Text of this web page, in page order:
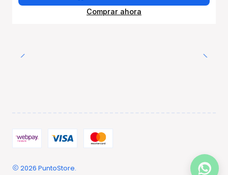
Comprar ahora
2026 PuntoStore.